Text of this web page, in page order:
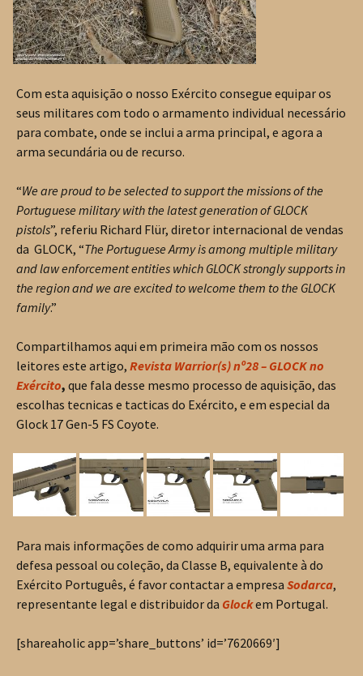
Com esta aquisição o nosso Exército consegue equipar os
seus militares com todo o armamento individual necessário
para combate, onde se inclui a arma principal, e agora a
arma secundária ou de recurso.
“We are proud to be selected to support the missions of the
Portuguese military with the latest generation of GLOCK
pistols”, referiu Richard Flür, diretor internacional de vendas
da GLOCK, “The Portuguese Army is among multiple military
and law enforcement entities which GLOCK strongly supports in
the region and we are excited to welcome them to the GLOCK
family.”
Compartilhamos aqui em primeira mão com os nossos
leitores este artigo, Revista Warrior(s) nº28 – GLOCK no
Exército, que fala desse mesmo processo de aquisição, das
escolhas tecnicas e tacticas do Exército, e em especial da
Glock 17 Gen-5 FS Coyote.
Para mais informações de como adquirir uma arma para
defesa pessoal ou coleção, da Classe B, equivalente à do
Exército Português, é favor contactar a empresa Sodarca,
representante legal e distribuidor da Glockem Portugal.
[shareaholic app=’share_buttons’ id=’7620669′]